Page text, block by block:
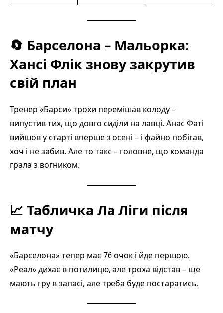
🔄 Барселона – Мальорка:
Хансі Флік знову закрутив
свій план
Тренер «Барси» трохи перемішав колоду –
випустив тих, що довго сиділи на лавці. Анас Фаті
вийшов у старті вперше з осені – і файно побігав,
хоч і не забив. Але то таке – головне, що команда
грала з вогником.
📈 Табличка Ла Ліги після
матчу
«Барселона» тепер має 76 очок і йде першою.
«Реал» дихає в потилицю, але троха відстав – ще
мають гру в запасі, але треба буде постаратись.